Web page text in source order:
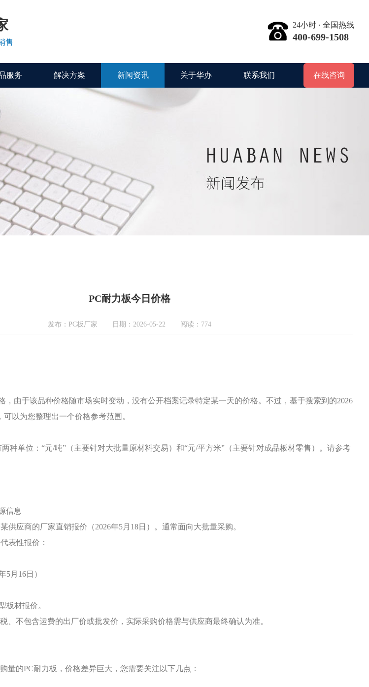
售
24小时 · 全国热线
400-699-1508
服务 解决方案 新闻资讯 关于华办 联系我们 在线咨询
PC耐力板今日价格
发布：PC板厂家 日期：2026-05-22 阅读：774
，由于该品种价格随市场实时变动，没有公开档案记录特定某一天的价格。不过，基于搜索到的2026
以为您整理出一个价格参考范围。
种单位：“元/吨”（主要针对大批量原材料交易）和“元/平方米”（主要针对成品板材零售）。请参考
信息
供应商的厂家直销报价（2026年5月18日）。通常面向大批量采购。
代表性报价：
5月16日）
板材报价。
、不包含运费的出厂价或批发价，实际采购价格需与供应商最终确认为准。
量的PC耐力板，价格差异巨大，您需要关注以下几点：